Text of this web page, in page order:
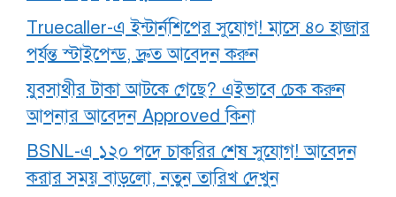
Truecaller-এ ইন্টার্নশিপের সুযোগ! মাসে ৪০ হাজার
পর্যন্ত স্টাইপেন্ড, দ্রুত আবেদন করুন
যুবসাথীর টাকা আটকে গেছে? এইভাবে চেক করুন
আপনার আবেদন Approved কিনা
BSNL-এ ১২০ পদে চাকরির শেষ সুযোগ! আবেদন
করার সময় বাড়লো, নতুন তারিখ দেখুন